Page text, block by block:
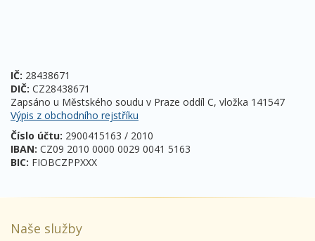
IČ: 28438671
DIČ: CZ28438671
Zapsáno u Městského soudu v Praze oddíl C, vložka 141547
Výpis z obchodního rejstříku
Číslo účtu: 2900415163 / 2010
IBAN: CZ09 2010 0000 0029 0041 5163
BIC: FIOBCZPPXXX
Naše služby